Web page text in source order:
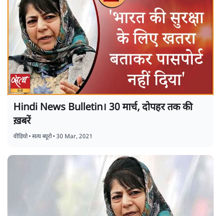
Hindi News Bulletin। 30 मार्च, दोपहर तक की
ख़बरें
वीडियो•सत्य ब्यूरो•30 Mar, 2021